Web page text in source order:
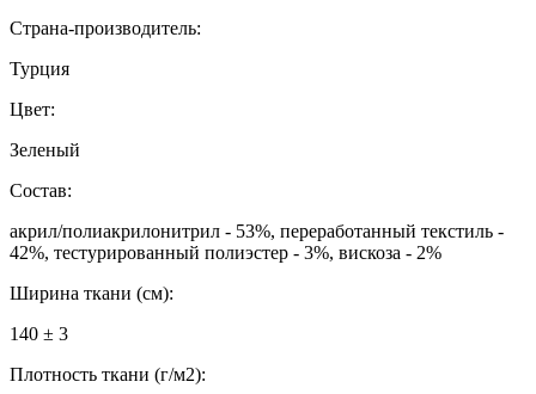
Страна-производитель:
Турция
Цвет:
Зеленый
Состав:
акрил/полиакрилонитрил - 53%, переработанный текстиль -
42%, тестурированный полиэстер - 3%, вискоза - 2%
Ширина ткани (см):
140 ± 3
Плотность ткани (г/м2):